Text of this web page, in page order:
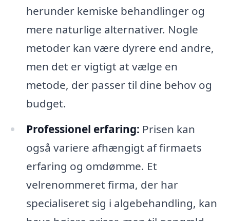
herunder kemiske behandlinger og
mere naturlige alternativer. Nogle
metoder kan være dyrere end andre,
men det er vigtigt at vælge en
metode, der passer til dine behov og
budget.
Professionel erfaring: Prisen kan
også variere afhængigt af firmaets
erfaring og omdømme. Et
velrenommeret firma, der har
specialiseret sig i algebehandling, kan